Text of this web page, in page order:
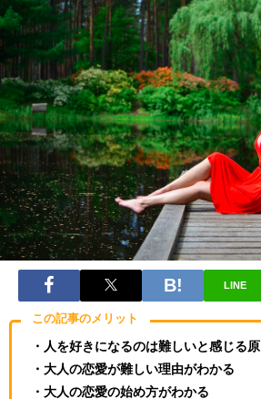
LINE
この記事のメリット
・人を好きになるのは難しいと感じる
・大人の恋愛が難しい理由がわかる
・大人の恋愛の始め方がわかる